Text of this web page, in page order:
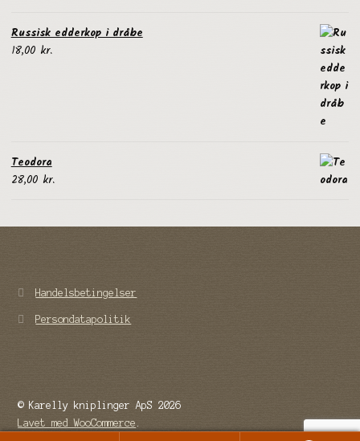
Russisk edderkop i dråbe
18,00 kr.
Teodora
28,00 kr.
Handelsbetingelser
Persondatapolitik
© Karelly kniplinger ApS 2026
Lavet med WooCommerce